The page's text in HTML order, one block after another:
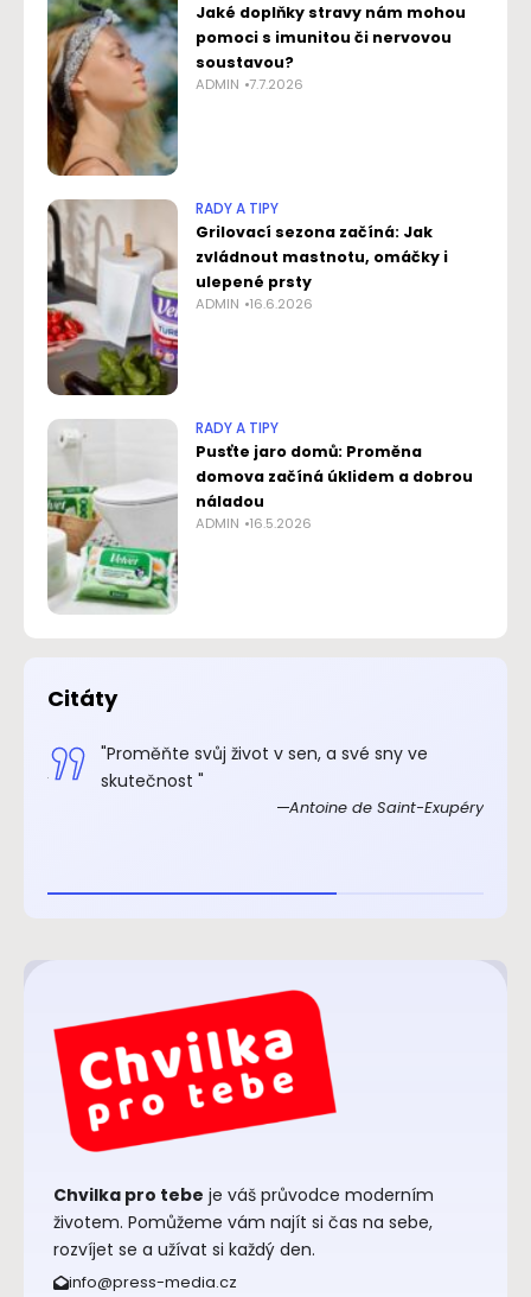
Jaké doplňky stravy nám mohou
pomoci s imunitou či nervovou
soustavou?
ADMIN 7.7.2026
RADY A TIPY
Grilovací sezona začíná: Jak
zvládnout mastnotu, omáčky i
ulepené prsty
ADMIN 16.6.2026
RADY A TIPY
Pusťte jaro domů: Proměna
domova začíná úklidem a dobrou
náladou
ADMIN 16.5.2026
Citáty
"Proměňte svůj život v sen, a své sny ve
skutečnost "
Antoine de Saint-Exupéry
Chvilka pro tebe je váš průvodce moderním
životem. Pomůžeme vám najít si čas na sebe,
rozvíjet se a užívat si každý den.
info@press-media.cz